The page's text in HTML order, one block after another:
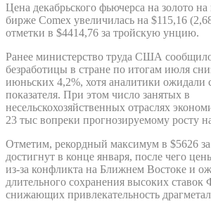
Цена декабрьского фьючерса на золото
бирже Comex увеличилась на $115,16
отметки в $4414,76 за тройскую унцию.
Ранее министерство труда США
безработицы в стране по итогам июля
июньских 4,2%, хотя аналитики ожидали
показателя. При этом число занятых в
несельскохозяйственных отраслях
23 тыс вопреки прогнозируемому росту
Отметим, рекордный максимум в $5626
достигнут в конце января, после чего
из-за конфликта на Ближнем Востоке и
длительного сохранения высоких
снижающих привлекательность